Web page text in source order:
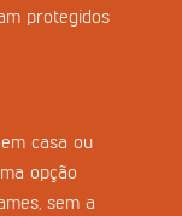
protegidos
casa ou
opção
sem a